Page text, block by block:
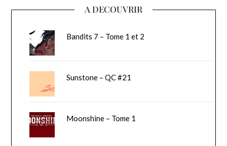
A DECOUVRIR
Bandits 7 – Tome 1 et 2
Sunstone – QC #21
Moonshine – Tome 1